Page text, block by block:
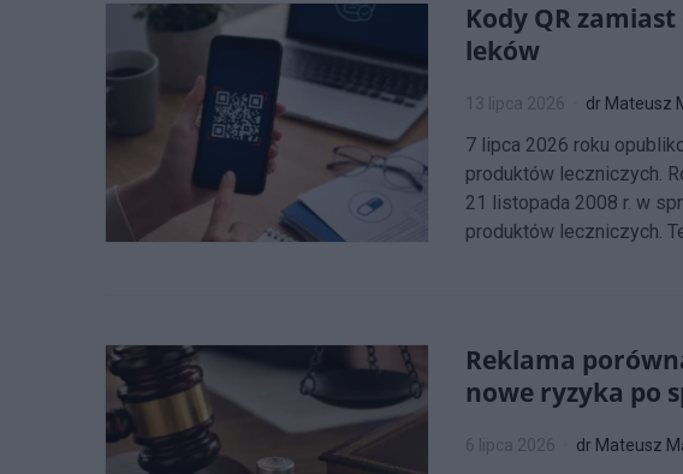
Kody QR
leków
13 lipca 2026 dr Mateusz
7 lipca 2026 roku
produktów leczniczych.
21 listopada 2008 r. w
produktów leczniczych.
Reklama
nowe ryzyka po
6 lipca 2026 dr Mateusz